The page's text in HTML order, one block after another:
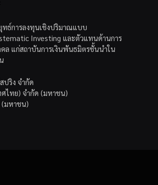
ธ์การลงทุนเชิงปริมาณแบบ
Investing และตัวแทนด้านการ
ล แก่สถาบันการเงินพันธมิตรชั้นนำใน
ปริง จำกัด
ไทย) จำกัด (มหาชน)
มหาชน)